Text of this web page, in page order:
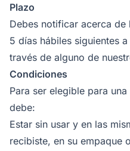
Plazo
Debes notificar acerca
5 días hábiles siguientes
través de alguno de
Condiciones
Para ser elegible para
debe:
Estar sin usar y en las
recibiste, en su empaque